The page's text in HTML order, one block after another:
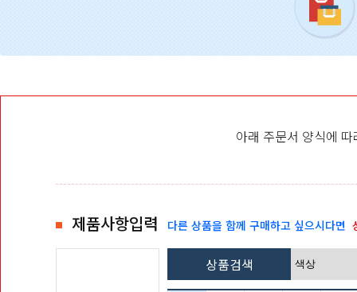
아래 주문서 양식에
제품사항입력 다른 상품을 함께 구매하고 싶으시다면
상품검색